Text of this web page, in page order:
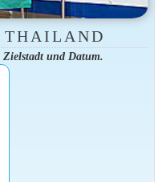
THAILAND
und Datum.